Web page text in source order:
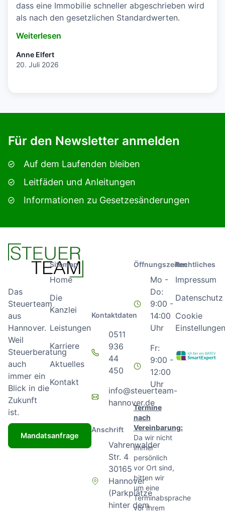
dass eine Immobilie schneller abgeschrieben wird
als nach den gesetzlichen Standardwerten.
Weiterlesen
Anne Elfert
20. Juli 2026
Für den Newsletter anmelden
Auf dem Laufenden bleiben
Leitfäden und Anleitungen
Informationen zu Gesetzesänderungen
Das
Steuerteam
aus
Hannover.
Weil
Steuerberatung
auch
immer ein
Blick in die
Zukunft
ist.
Mandatsanfrage
Sitemap
Home
Die
Kanzlei
Leistungen
Karriere
Aktuelles
Kontakt
Kontaktdaten
0511
936
44
450
info@steuerteam-
hannover.de
Anschrift
Vahrenwalder
Str. 4
30165
Hannover
(Parkplätze
hinter dem
Öffnungszeiten
Mo -
Do:
9:00 -
14:00
Uhr
Fr:
9:00 -
12:00
Uhr
Termine
nach
Vereinbarung:
Da wir nicht
immer
persönlich
vor Ort sind,
bitten wir
um eine
Terminabsprache
vor Ihrem
Rechtliches
Impressum
Datenschutz
Cookie
Einstellungen